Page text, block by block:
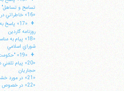
تسامح و تساهل"
«16» خاطراتي در مورد آيت الله طالقاني
+
«17»
روزنامه گاردين
«18» پيام
شوراي اسلامي
+ «19» "حكومت مردمي و قانون اساسي"
«20» پيام
حجاريان
«21» در مورد خشونت و ترور
«22» در